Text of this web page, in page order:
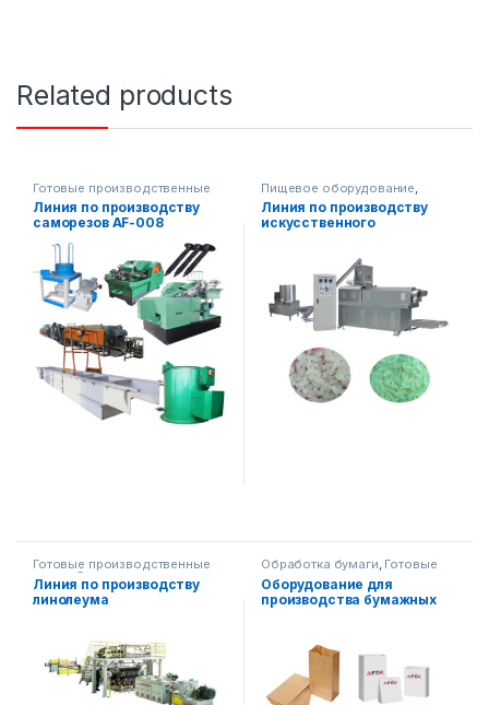
Related products
Готовые производственные
линии
Металлообрабатывающее
оборудование,Строительное
оборудование
Линия по производству
саморезов AF-008
Пищевое оборудование
Готовые производственные
линии
Линия по производству
искусственного
Готовые производственные
линии Строительное
оборудование
Линия по производству
линолеума
Обработка бумаги, Готовые
производственные линии
Оборудование для
производства бумажных